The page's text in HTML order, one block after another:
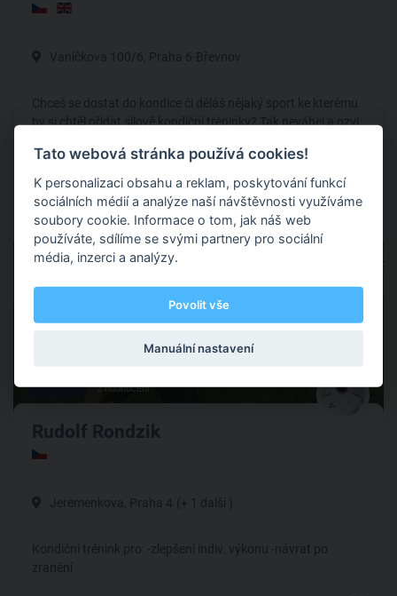
Vaníčkova 100/6, Praha 6-Břevnov
Chceš se dostat do kondice či děláš nějaký sport ke kterému
by si chtěl přidat silově kondiční tréninky? Tak neváhej a ozvi
Kondice
2 hodnocení
Rudolf Rondzik
Jeremenkova, Praha 4 (+ 1 další )
Kondiční trénink pro: -zlepšení indiv. výkonu -návrat po
zranění
Tato webová stránka používá cookies!
K personalizaci obsahu a reklam, poskytování funkcí
sociálních médií a analýze naší návštěvnosti využíváme
soubory cookie. Informace o tom, jak náš web
používáte, sdílíme se svými partnery pro sociální
média, inzerci a analýzy.
Povolit vše
Manuální nastavení